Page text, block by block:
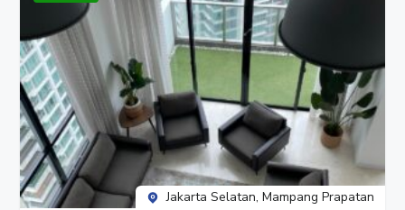
Jakarta Selatan, Mampang Prapatan